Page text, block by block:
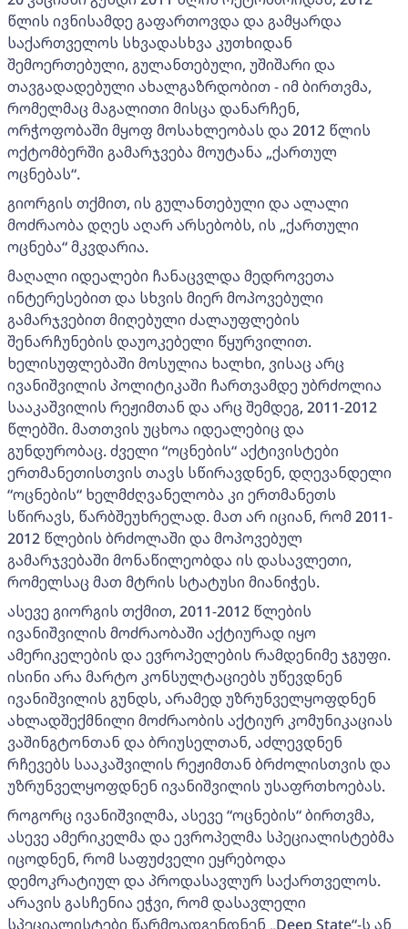
წლის ივნისამდე გაფართოვდა და გამყარდა
საქართველოს სხვადასხვა კუთხიდან
შემოერთებული, გულანთებული, უშიშარი და
თავგადადებული ახალგაზრდობით - იმ ბირთვმა,
რომელმაც მაგალითი მისცა დანარჩენ,
ორჭოფობაში მყოფ მოსახლეობას და 2012 წლის
ოქტომბერში გამარჯვება მოუტანა „ქართულ
ოცნებას“.
გიორგის თქმით, ის გულანთებული და ალალი
მოძრაობა დღეს აღარ არსებობს, ის „ქართული
ოცნება“ მკვდარია.
მაღალი იდეალები ჩანაცვლდა მედროვეთა
ინტერესებით და სხვის მიერ მოპოვებული
გამარჯვებით მიღებული ძალაუფლების
შენარჩუნების დაუოკებელი წყურვილით.
ხელისუფლებაში მოსულია ხალხი, ვისაც არც
ივანიშვილის პოლიტიკაში ჩართვამდე უბრძოლია
სააკაშვილის რეჟიმთან და არც შემდეგ, 2011-2012
წლებში. მათთვის უცხოა იდეალებიც და
გუნდურობაც. ძველი “ოცნების“ აქტივისტები
ერთმანეთისთვის თავს სწირავდნენ, დღევანდელი
“ოცნების“ ხელმძღვანელობა კი ერთმანეთს
სწირავს, წარბშეუხრელად. მათ არ იციან, რომ 2011-
2012 წლების ბრძოლაში და მოპოვებულ
გამარჯვებაში მონაწილეობდა ის დასავლეთი,
რომელსაც მათ მტრის სტატუსი მიანიჭეს.
ასევე გიორგის თქმით, 2011-2012 წლების
ივანიშვილის მოძრაობაში აქტიურად იყო
ამერიკელების და ევროპელების რამდენიმე ჯგუფი.
ისინი არა მარტო კონსულტაციებს უწევდნენ
ივანიშვილის გუნდს, არამედ უზრუნველყოფდნენ
ახლადშექმნილი მოძრაობის აქტიურ კომუნიკაციას
ვაშინგტონთან და ბრიუსელთან, აძლევდნენ
რჩევებს სააკაშვილის რეჟიმთან ბრძოლისთვის და
უზრუნველყოფდნენ ივანიშვილის უსაფრთხოებას.
როგორც ივანიშვილმა, ასევე “ოცნების“ ბირთვმა,
ასევე ამერიკელმა და ევროპელმა სპეციალისტებმა
იცოდნენ, რომ საფუძველი ეყრებოდა
დემოკრატიულ და პროდასავლურ საქართველოს.
არავის გასჩენია ეჭვი, რომ დასავლელი
სპეციალისტები წარმოადგენდნენ „Deep State“-ს ან